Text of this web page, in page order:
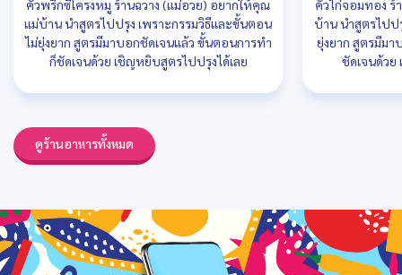
คั่วพริกซี่โครงหมู ร้านฉวาง (แม่อวย) อยากให้คุณ
แม่บ้าน นำสูตรไปปรุง เพราะกรรมวิธีและขั้นตอน
ไม่ยุ่งยาก สูตรมีมาบอกชัดเจนแล้ว ขั้นตอนการทำ
ก็ชัดเจนด้วย เชิญหยิบสูตรไปปรุงได้เลย
คั่วไก่จอมทอง
บ้าน นำสูตรไปป
ยุ่งยาก สูตรมีม
ชัดเจนด้วย
ดูร้านอาหารทั้งหมด